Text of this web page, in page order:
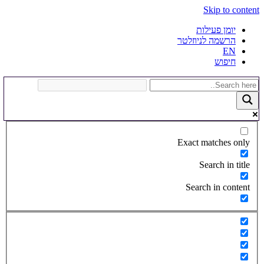
Skip to content
יומן פעילות
הרשמה לניוזלטר
EN
חיפוש
Exact matches only
Search in title
Search in content